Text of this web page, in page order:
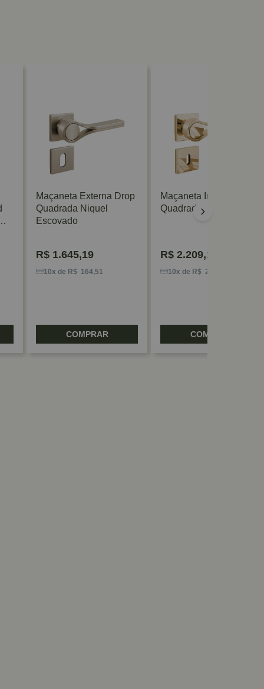
Maçaneta Externa Drop
Quadrada Niquel
Escovado
R$ 1.645,19
10x de R$ 164,51
COMPRAR
Maçaneta Interna Drop
Quadrada Gold Zen
R$ 2.209,18
10x de R$ 220,91
COMPRAR